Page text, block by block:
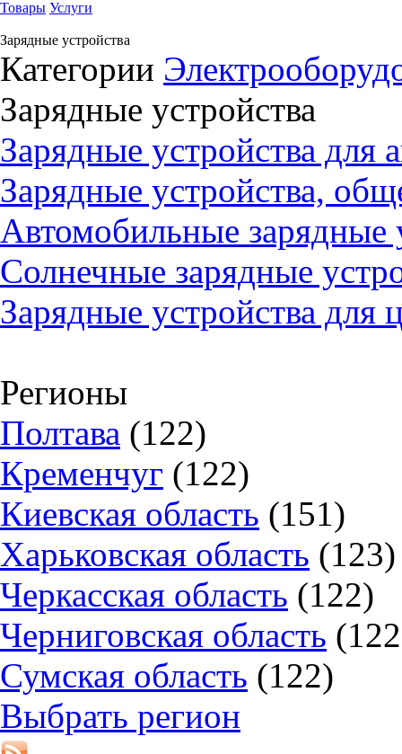
Товары Услуги
Зарядные устройства
Категории
Зарядные устройства
Зарядные устройства для
Зарядные устройства,
Автомобильные зарядные
Солнечные зарядные
Зарядные устройства для
Регионы
Полтава (122)
Кременчуг (122)
Киевская область (151)
Харьковская область (123)
Черкасская область (122)
Черниговская область
Сумская область (122)
Выбрать регион